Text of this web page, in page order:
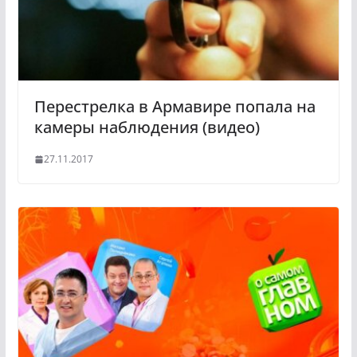
n
Перестрелка в Армавире попала на
камеры наблюдения (видео)
27.11.2017